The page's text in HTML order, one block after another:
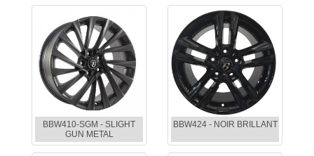
BBW410-SGM - SLIGHT
GUN METAL
BBW424 - NOIR BRILLANT